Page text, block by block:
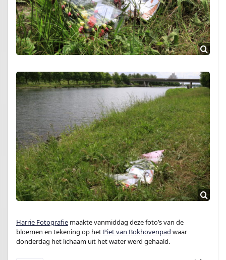
Harrie Fotografie maakte vanmiddag deze foto’s van de
bloemen en tekening op het Piet van Bokhovenpad waar
donderdag het lichaam uit het water werd gehaald.